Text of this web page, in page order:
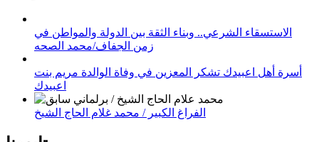
الاستسقاء الشرعي.. وبناء الثقة بين الدولة والمواطن في
زمن الجفاف/محمد الصحه
أسرة أهل اعبيدك تشكر المعزين في وفاة الوالدة مريم بنت
اعبيدك
الفراغ الكبير / محمد غلام الحاج الشيخ